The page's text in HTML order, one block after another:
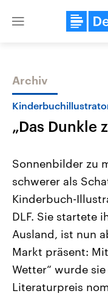
Close
Themen
Landtagswahl
2026
Alle Informationen
Sachsen-Anhalt wählt
September 2026
Landtag. Seit 2021 wird
Bundesland von einer
Umfragen, Prognosen,
Archiv
„Das Dunkle
Sonnenbilder zu
schwerer als
Kinderbuch-
DLF. Sie startete
Ausland, ist nun
Markt präsent:
Wetter“ wurde
Literaturpreis